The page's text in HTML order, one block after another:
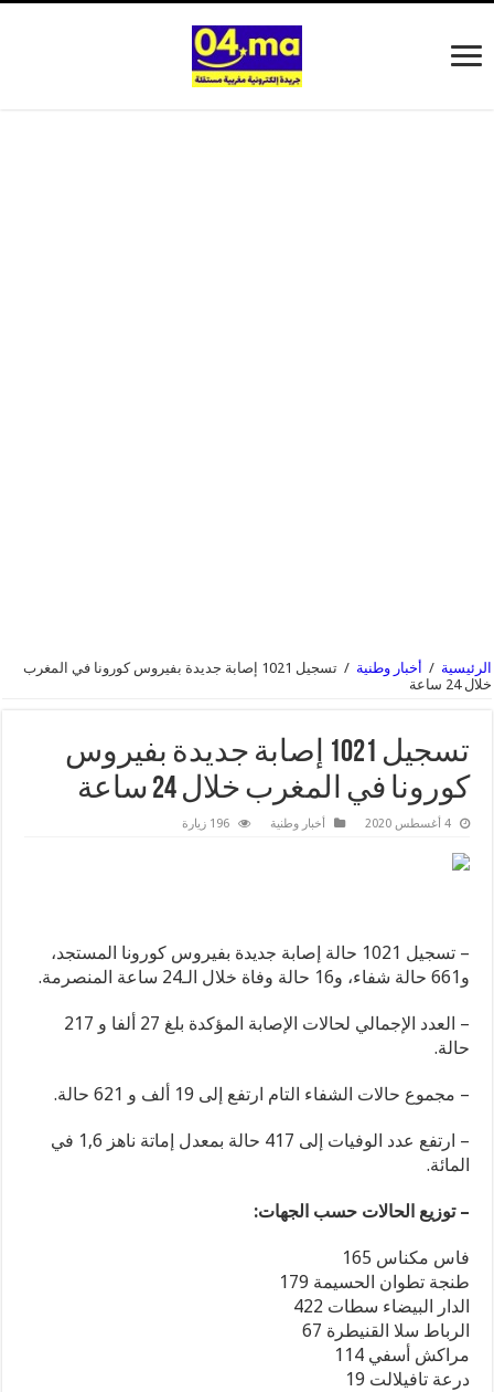
الرئيسية / أخبار وطنية /
تسجيل 1021 إصابة جديدة بفيروس كورونا في المغرب
خلال 24 ساعة
تسجيل 1021 إصابة جديدة بفيروس
كورونا في المغرب خلال 24 ساعة
4 أغسطس 2020 أخبار وطنية 196 زيارة
– تسجيل 1021 حالة إصابة جديدة بفيروس كورونا المستجد،
و661 حالة شفاء، و16 حالة وفاة خلال الـ24 ساعة المنصرمة.
– العدد الإجمالي لحالات الإصابة المؤكدة بلغ 27 ألفا و 217
حالة.
– مجموع حالات الشفاء التام ارتفع إلى 19 ألف و 621 حالة.
– ارتفع عدد الوفيات إلى 417 حالة بمعدل إماتة ناهز 1,6 في
المائة.
– توزيع الحالات حسب الجهات:
فاس مكناس 165
طنجة تطوان الحسيمة 179
الدار البيضاء سطات 422
الرباط سلا القنيطرة 67
مراكش أسفي 114
درعة تافيلالت 19